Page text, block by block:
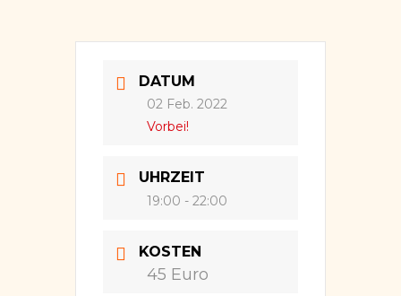
DATUM
02 Feb. 2022
Vorbei!
UHRZEIT
19:00 - 22:00
KOSTEN
45 Euro